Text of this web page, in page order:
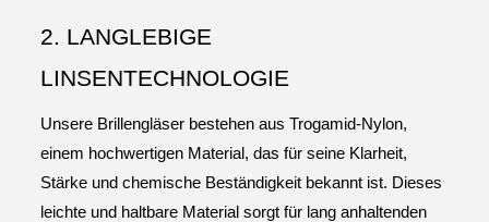
2. LANGLEBIGE
LINSENTECHNOLOGIE
Unsere Brillengläser bestehen aus Trogamid-Nylon,
einem hochwertigen Material, das für seine Klarheit,
Stärke und chemische Beständigkeit bekannt ist. Dieses
leichte und haltbare Material sorgt für lang anhaltenden